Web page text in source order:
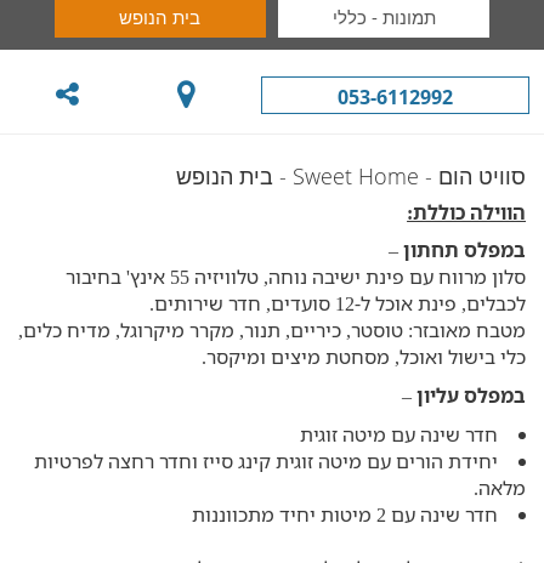
תמונות - כללי בית הנופש
053-6112992
סוויט הום - Sweet Home - בית הנופש
הווילה כוללת:
במפלס תחתון–
סלון מרווח עם פינת ישיבה נוחה, טלוויזיה 55 אינץ' בחיבור
לכבלים, פינת אוכל ל-12 סועדים, חדר שירותים.
מטבח מאובזר: טוסטר, כיריים, תנור, מקררמיקרוגל, מדיח כלים,
כלי בישול ואוכל, מסחטת מיצים ומיקסר.
במפלס עליון–
חדר שינה עם מיטה זוגית
יחידת הורים עם מיטה זוגית קינג סייז וחדר רחצה לפרטיות
מלאה.
חדר שינה עם 2 מיטות יחיד מתכווננות